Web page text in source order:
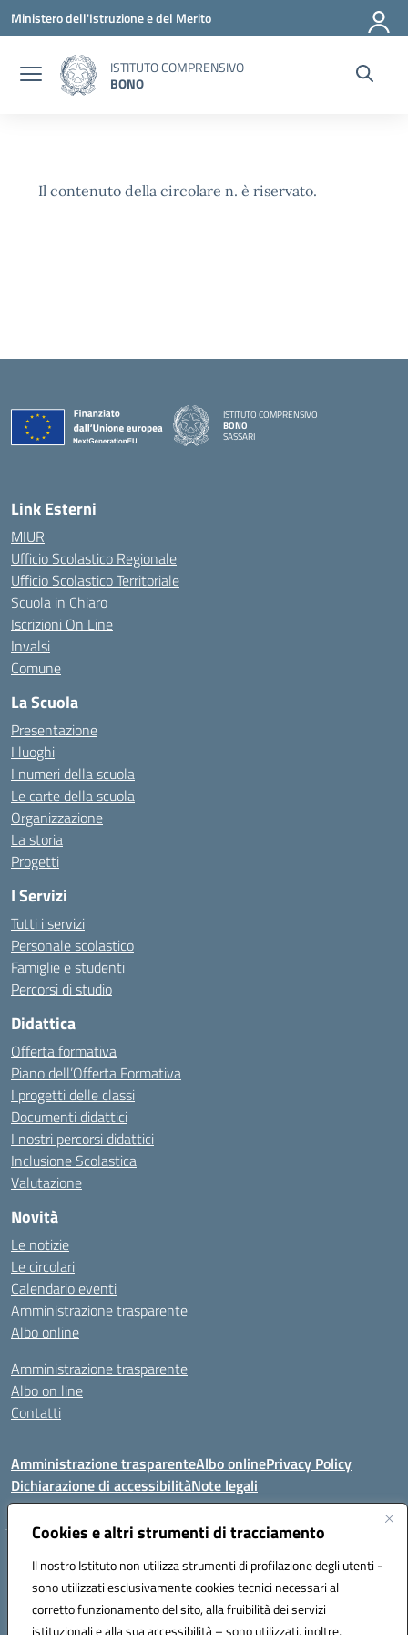
Cookies e altri strumenti di tracciamento
Il nostro Istituto non utilizza strumenti di profilazione degli utenti -
sono utilizzati esclusivamente cookies tecnici necessari al
corretto funzionamento del sito, alla fruibilità dei servizi
istituzionali e alla sua accessibilità – sono utilizzati, inoltre,
Vai ai contenuti
Vai al menu di navigazione
Vai al footer
Ministero dell'Istruzione e del Merito
ISTITUTO COMPRENSIVO
BONO
Il contenuto della circolare n. è riservato.
ISTITUTO COMPRENSIVO
BONO
SASSARI
Link Esterni
MIUR
Ufficio Scolastico Regionale
Ufficio Scolastico Territoriale
Scuola in Chiaro
Iscrizioni On Line
Invalsi
Comune
La Scuola
Presentazione
I luoghi
I numeri della scuola
Le carte della scuola
Organizzazione
La storia
Progetti
I Servizi
Tutti i servizi
Personale scolastico
Famiglie e studenti
Percorsi di studio
Didattica
Offerta formativa
Piano dell’Offerta Formativa
I progetti delle classi
Documenti didattici
I nostri percorsi didattici
Inclusione Scolastica
Valutazione
Novità
Le notizie
Le circolari
Calendario eventi
Amministrazione trasparente
Albo online
Amministrazione trasparente
Albo on line
Contatti
Amministrazione trasparenteAlbo onlinePrivacy Policy
Dichiarazione di accessibilitàNote legali
Indirizzo:
Via Tirso, 07011 Bono (SS)
Centralino:079790110 Email:ssic820006@istruzione.it
Posta elettronica certificata (PEC):ssic820006@pec.istruzione.it
Codice fiscale: 81000530907